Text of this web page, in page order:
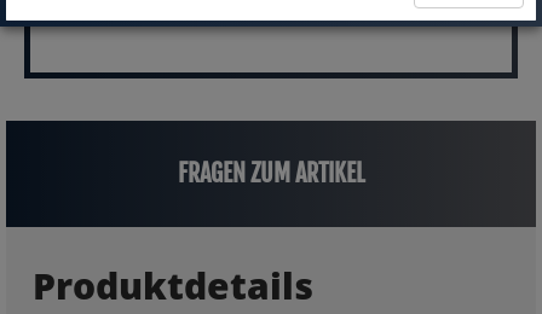
FRAGEN ZUM ARTIKEL
Produktdetails